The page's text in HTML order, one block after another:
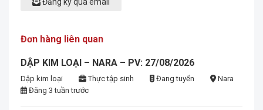
Đơn hàng liên quan
DẬP KIM LOẠI – NARA – PV: 27/08/2026
Dập kim loại Thực tập sinh Đang tuyển
Nara
Đăng 3 tuần trước